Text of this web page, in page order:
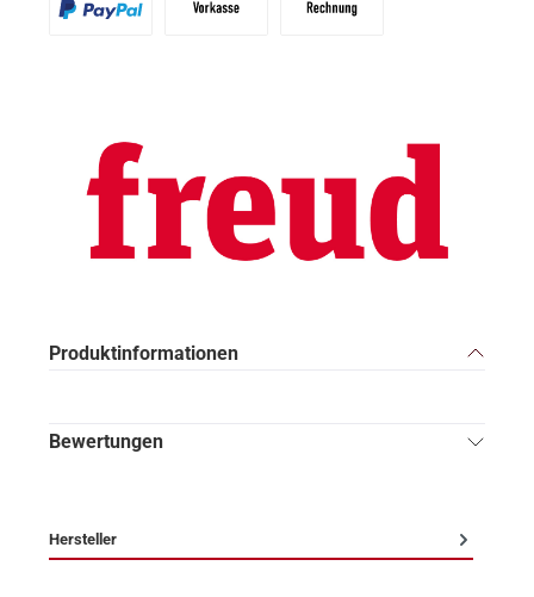
Produktinformationen
Bewertungen
Hersteller